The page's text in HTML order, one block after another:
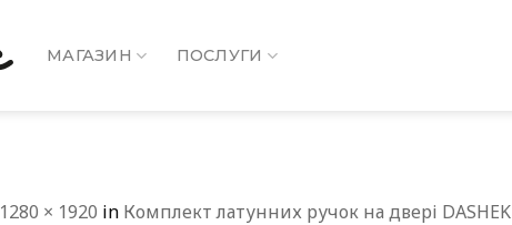
МАГАЗИН ПОСЛУГИ
1280 × 1920 in Комплект латунних ручок на двері DASHEK